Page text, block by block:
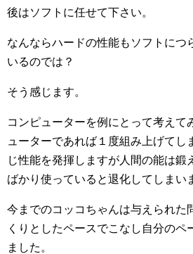
後はソフトに任せて下さい。
なんならハードの性能もソフトにつ
いるのでは？
そう感じます。
コンピューターを例にとって考えて
ューターであれば１度組み上げてし
じ性能を発揮しますが人間の能は鍛
ばかり使っていると退化してしまい
今までのコッコちゃんは与えられた
くりとしたペースでこなし自分のペ
ました。